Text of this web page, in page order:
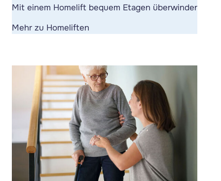
Mit einem Homelift bequem Etagen überwinden.
Mehr zu Homeliften